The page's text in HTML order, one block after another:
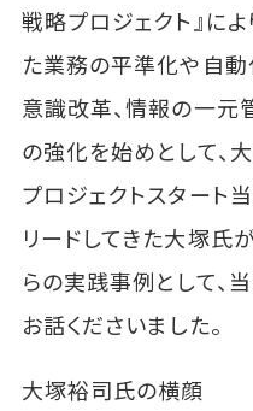
戦略プロジェクト』に
た業務の平準化や自動
意識改革、情報の一元
の強化を始めとして、
プロジェクトスタート
リードしてきた大塚氏
らの実践事例として、
お話くださいました。
大塚裕司氏の横顔